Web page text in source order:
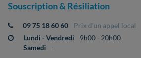
Souscription & Résiliation
09 75 18 60 60
Prix d'un appel local
Lundi - Vendredi
9h00 - 20h00
Samedi
-